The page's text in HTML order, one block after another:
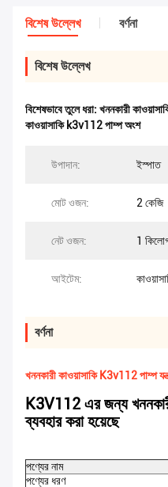
বিশেষ উল্লেখ বর্ণনা
বিশেষ উল্লেখ
বিশেষভাবে তুলে ধরা: খননকারী
কাওয়াসাকি k3v112 পাম্প অংশ
উপাদান: ইস্পাত
মোট ওজন: 2 কেজি
নেট ওজন: 1
আইটেম:
বর্ণনা
খননকারী কাওয়াসাকি K3v112
K3V112 এর জন্য
ব্যবহার করা হয়েছে
পণ্যের নাম
পণ্যের ধরণ